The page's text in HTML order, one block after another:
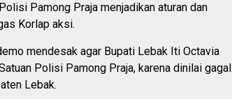
Pamong Praja menjadikan aturan dan
Korlap aksi.
mendesak agar Bupati Lebak Iti Octavia
Polisi Pamong Praja, karena dinilai gagal
Lebak.